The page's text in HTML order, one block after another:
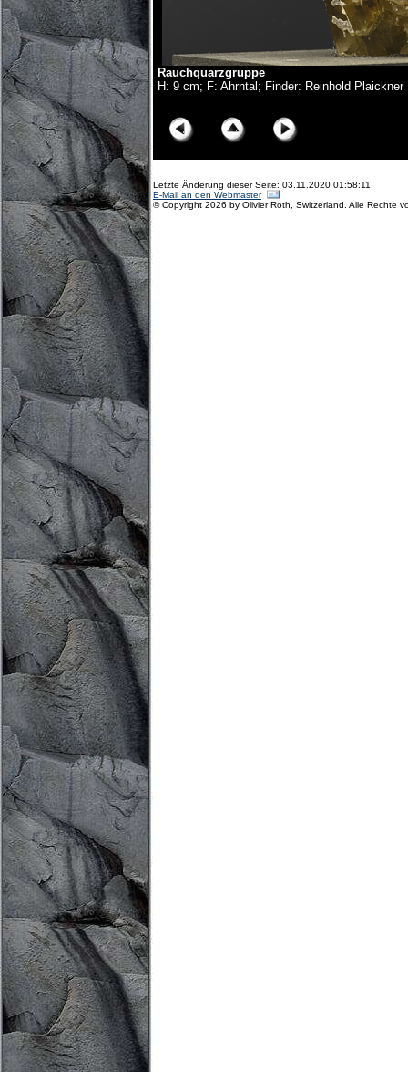
Rauchquarzgruppe
H: 9 cm; F: Ahrntal; Finder: Reinhold Plaickner
Letzte Änderung dieser Seite: 03.11.2020 01:58:11
E-Mail an den Webmaster
© Copyright 2026 by Olivier Roth, Switzerland. Alle Rechte